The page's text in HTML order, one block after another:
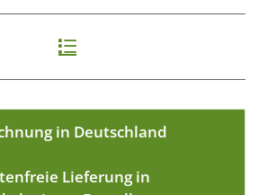
in Deutschland
Lieferung in